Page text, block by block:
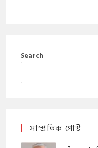
Search
সাম্প্রতিক পোস্ট